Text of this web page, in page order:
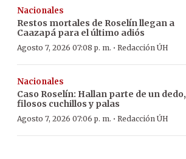
Nacionales
Restos mortales de Roselín llegan a
Caazapá para el último adiós
Agosto 7, 2026 07:08 p. m. · Redacción ÚH
Nacionales
Caso Roselín: Hallan parte de un dedo,
filosos cuchillos y palas
Agosto 7, 2026 07:06 p. m. · Redacción ÚH